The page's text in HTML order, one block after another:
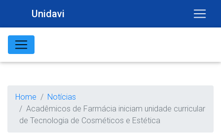
Unidavi
Home
Notícias
Acadêmicos de Farmácia iniciam unidade curricular
de Tecnologia de Cosméticos e Estética